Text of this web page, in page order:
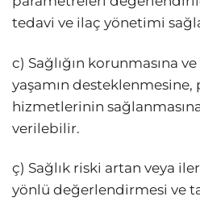
tedavi ve ilaç yönetimi
c) Sağlığın korunmasına
yaşamın desteklenmesine,
hizmetlerinin
verilebilir.
ç) Sağlık riski artan veya
yönlü değerlendirmesi ve